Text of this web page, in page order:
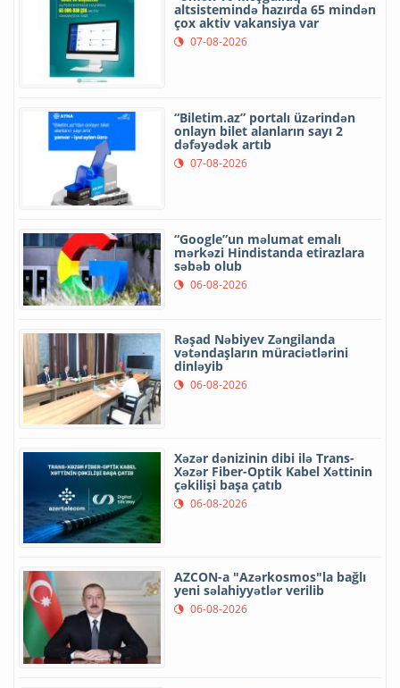
altsistemində hazırda 65 mindən
çox aktiv vakansiya var
07-08-2026
“Biletim.az” portalı üzərindən
onlayn bilet alanların sayı 2
dəfəyədək artıb
07-08-2026
“Google”un məlumat emalı
mərkəzi Hindistanda etirazlara
səbəb olub
06-08-2026
Rəşad Nəbiyev Zəngilanda
vətəndaşların müraciətlərini
dinləyib
06-08-2026
Xəzər dənizinin dibi ilə Trans-
Xəzər Fiber-Optik Kabel Xəttinin
çəkilişi başa çatıb
06-08-2026
AZCON-a "Azərkosmos"la bağlı
yeni səlahiyyətlər verilib
06-08-2026